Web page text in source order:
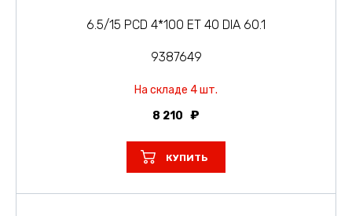
6.5/15 PCD 4*100 ET 40 DIA 60.1
9387649
На складе 4 шт.
8 210
КУПИТЬ